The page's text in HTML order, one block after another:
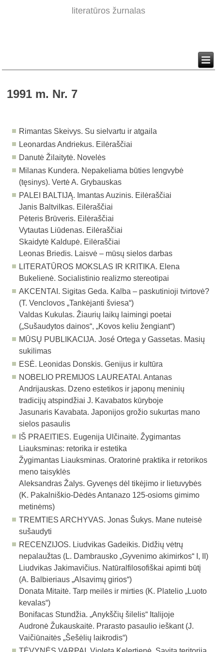
literatūros žurnalas
1991 m. Nr. 7
Rimantas Skeivys. Su sielvartu ir atgaila
Leonardas Andriekus. Eilėraščiai
Danutė Žilaitytė. Novelės
Milanas Kundera. Nepakeliama būties lengvybė
(tęsinys). Vertė A. Grybauskas
PALEI BALTIJĄ. Imantas Auzinis. Eilėraščiai
Janis Baltvilkas. Eilėraščiai
Pėteris Brūveris. Eilėraščiai
Vytautas Liūdenas. Eilėraščiai
Skaidytė Kaldupė. Eilėraščiai
Leonas Briedis. Laisvė – mūsų sielos darbas
LITERATŪROS MOKSLAS IR KRITIKA. Elena
Bukelienė. Socialistinio realizmo stereotipai
AKCENTAI. Sigitas Geda. Kalba – paskutinioji tvirtovė?
(T. Venclovos „Tankėjanti šviesa“)
Valdas Kukulas. Žiaurių laikų laimingi poetai
(„Sušaudytos dainos“, „Kovos keliu žengiant“)
MŪSŲ PUBLIKACIJA. José Ortega y Gassetas. Masių
sukilimas
ESĖ. Leonidas Donskis. Genijus ir kultūra
NOBELIO PREMIJOS LAUREATAI. Antanas
Andrijauskas. Dzeno estetikos ir japonų meninių
tradicijų atspindžiai J. Kavabatos kūryboje
Jasunaris Kavabata. Japonijos grožio sukurtas mano
sielos pasaulis
IŠ PRAEITIES. Eugenija Ulčinaitė. Žygimantas
Liauksminas: retorika ir estetika
Žygimantas Liauksminas. Oratorinė praktika ir retorikos
meno taisyklės
Aleksandras Žalys. Gyvenęs dėl tikėjimo ir lietuvybės
(K. Pakalniškio-Dėdės Antanazo 125-osioms gimimo
metinėms)
TREMTIES ARCHYVAS. Jonas Šukys. Mane nuteisė
sušaudyti
RECENZIJOS. Liudvikas Gadeikis. Didžių vėtrų
nepalaužtas (L. Dambrausko „Gyvenimo akimirkos“ I, II)
Liudvikas Jakimavičius. Natūralfilosofiškai apimti būtį
(A. Balbieriaus „Alsavimų girios“)
Donata Mitaitė. Tarp meilės ir mirties (K. Platelio „Luoto
kevalas“)
Bonifacas Stundžia. „Anykščių šilelis“ Italijoje
Audronė Žukauskaitė. Prarasto pasaulio ieškant (J.
Vaičiūnaitės „Šešėlių laikrodis“)